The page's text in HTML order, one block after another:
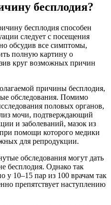
бесплодия?
бесплодия способен
следует с посещения
обсудив все симптомы,
полную картину о
круг возможных причин
причины бесплодия,
обследования. Помимо
половых органов,
мочи, подтверждающий
и заболеваний, мазок из
помощи которого медики
для репродукции.
обследования могут дать
бесплодия. Однако так
у 10–15 пар из 100 врачам так
препятствует наступлению